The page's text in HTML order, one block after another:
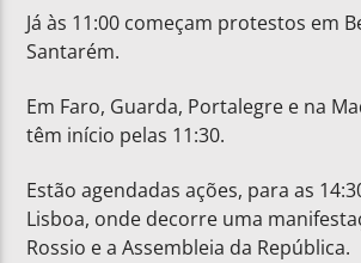
Já às 11:00 começam protestos em
Santarém.
Em Faro, Guarda, Portalegre e na
têm início pelas 11:30.
Estão agendadas ações, para as
Lisboa, onde decorre uma
Rossio e a Assembleia da República.